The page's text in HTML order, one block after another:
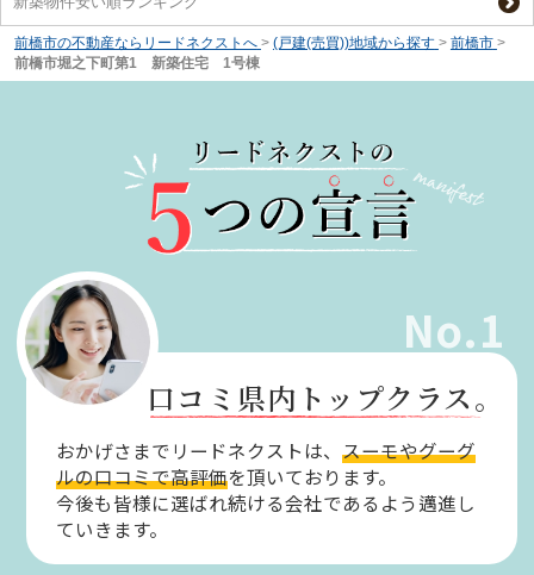
前橋市の不動産ならリードネクストへ > (戸建(売買))地域から探す > 前橋市 >
前橋市堀之下町第1 新築住宅 1号棟
No.1
口コミ県内トップクラス。
おかげさまでリードネクストは、スーモやグーグ
ルの口コミで高評価を頂いております。
今後も皆様に選ばれ続ける会社であるよう邁進し
ていきます。